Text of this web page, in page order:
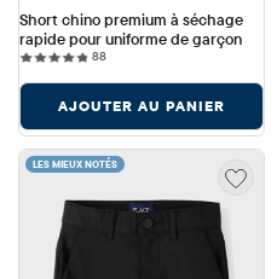
Short chino premium à séchage
rapide pour uniforme de garçon
8888 reviews
AJOUTER AU PANIER
LES MIEUX NOTÉS